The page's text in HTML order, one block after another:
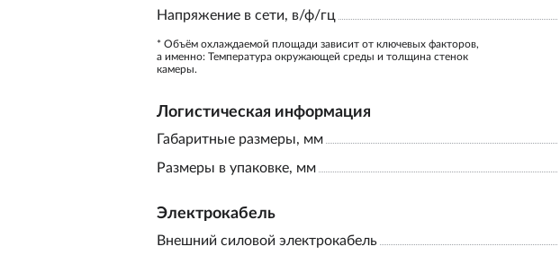
Напряжение в сети, в/ф/гц
* Объём охлаждаемой площади зависит от ключевых факторов,
а именно: Температура окружающей среды и толщина стенок
камеры.
Логистическая информация
Габаритные размеры, мм
Размеры в упаковке, мм
Электрокабель
Внешний силовой электрокабель